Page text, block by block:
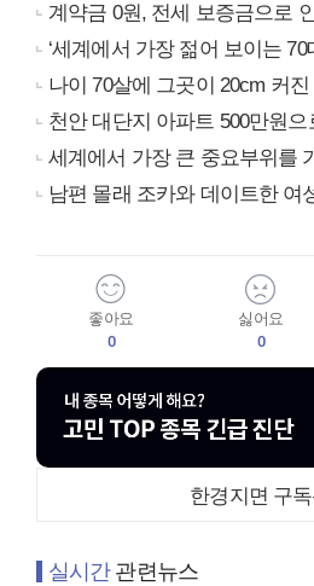
계약금 0원, 전세 보증금으로
‘세계에서 가장 젊어 보이는
나이 70살에 그곳이 20cm 커
천안 대단지 아파트 500만원으
세계에서 가장 큰 중요부위를
남편 몰래 조카와 데이트한 여
좋아요
0
싫어요
0
한경지면 구
실시간관련뉴스